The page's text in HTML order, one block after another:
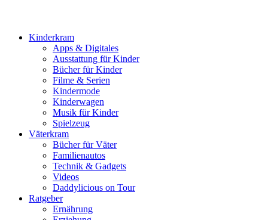
Kinderkram
Apps & Digitales
Ausstattung für Kinder
Bücher für Kinder
Filme & Serien
Kindermode
Kinderwagen
Musik für Kinder
Spielzeug
Väterkram
Bücher für Väter
Familienautos
Technik & Gadgets
Videos
Daddylicious on Tour
Ratgeber
Ernährung